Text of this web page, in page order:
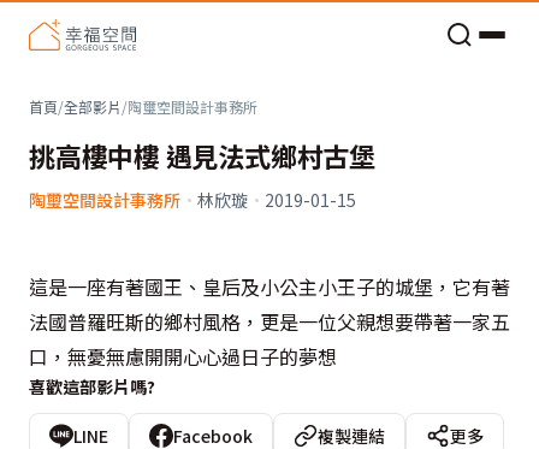
首頁/全部影片/陶璽空間設計事務所
挑高樓中樓 遇見法式鄉村古堡
陶璽空間設計事務所 · 林欣璇 · 2019-01-15
這是一座有著國王、皇后及小公主小王子的城堡，它有著
法國普羅旺斯的鄉村風格，更是一位父親想要帶著一家五
口，無憂無慮開開心心過日子的夢想
喜歡這部影片嗎?
LINE Facebook 複製連結
更多